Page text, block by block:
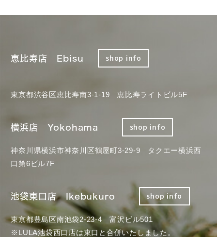
恵比寿店 Ebisu shop info
東京都渋谷区恵比寿南3-1-19 恵比寿ライトビル5F
横浜店 Yokohama shop info
神奈川県横浜市神奈川区鶴屋町3-29-9 タクエー横浜西
口第6ビル7F
池袋東口店 Ikebukuro shop info
東京都豊島区南池袋2-23-4 富沢ビル501
※LULA池袋西口店は東口と合併いたしました。